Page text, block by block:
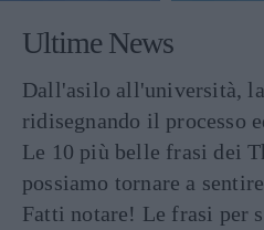
Ultime News
Dall'asilo all'università,
ridisegnando il processo
Le 10 più belle frasi dei
possiamo tornare a
Fatti notare! Le frasi per